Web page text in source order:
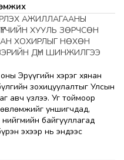
АЖИЛЛАГААНЫ
ХУУЛЬ ЗӨРЧСӨН
ХОХИРЛЫГ НӨХӨН
ДҮН ШИНЖИЛГЭЭ
Эрүүгийн хэрэг хянан
зохицуулалтыг Улсын
авч үзлээ. Уг тоймоор
уншигчдад,
нийгмийн байгууллагад
эхээр нь эндээс